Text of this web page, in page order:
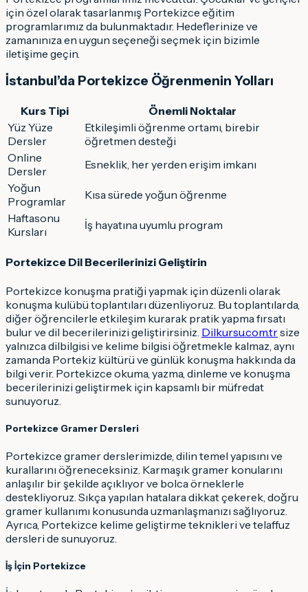
için özel olarak tasarlanmış Portekizce eğitim
programlarımız da bulunmaktadır. Hedeflerinize ve
zamanınıza en uygun seçeneği seçmek için bizimle
iletişime geçin.
İstanbul’da Portekizce Öğrenmenin Yolları
Kurs Tipi
Önemli Noktalar
Yüz Yüze
Dersler
Etkileşimli öğrenme ortamı, birebir
öğretmen desteği
Online
Dersler
Esneklik, her yerden erişim imkanı
Yoğun
Programlar
Kısa sürede yoğun öğrenme
Haftasonu
Kursları
İş hayatına uyumlu program
Portekizce Dil Becerilerinizi Geliştirin
Portekizce konuşma pratiği yapmak için düzenli olarak
konuşma kulübü toplantıları düzenliyoruz. Bu toplantılarda,
diğer öğrencilerle etkileşim kurarak pratik yapma fırsatı
bulur ve dil becerilerinizi geliştirirsiniz. Dilkursu.com.trsize
yalnızca dilbilgisi ve kelime bilgisi öğretmekle kalmaz, aynı
zamanda Portekiz kültürü ve günlük konuşma hakkında da
bilgi verir. Portekizce okuma, yazma, dinleme ve konuşma
becerilerinizi geliştirmek için kapsamlı bir müfredat
sunuyoruz.
Portekizce Gramer Dersleri
Portekizce gramer derslerimizde, dilin temel yapısını ve
kurallarını öğreneceksiniz. Karmaşık gramer konularını
anlaşılır bir şekilde açıklıyor ve bolca örneklerle
destekliyoruz. Sıkça yapılan hatalara dikkat çekerek, doğru
gramer kullanımı konusunda uzmanlaşmanızı sağlıyoruz.
Ayrıca, Portekizce kelime geliştirme teknikleri ve telaffuz
dersleri de sunuyoruz.
İş İçin Portekizce